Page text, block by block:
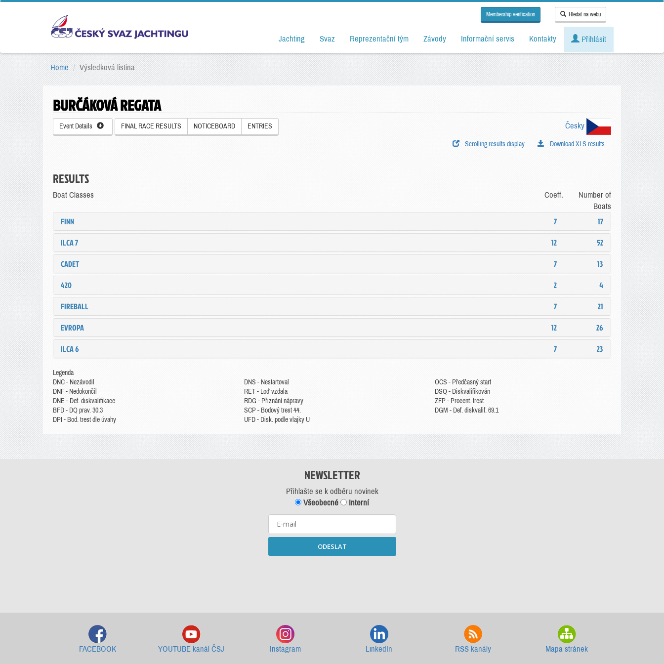
Membership verification Hledat na webu
Jachting Svaz Reprezentační tým Závody Informační servis Kontakty Přihlásit
Home Výsledková listina
BURČÁKOVÁ REGATA
Event Details FINAL RACE RESULTS NOTICEBOARD ENTRIES Česky
Download XLS results
Scrolling results display
RESULTS
Boat Classes Coeff.
Number of
Boats
FINN 7
17
ILCA 7
12
52
CADET
7
13
420
2
4
FIREBALL
7
21
EVROPA
12
26
ILCA 6
7 23
Legenda
DNC - Nezávodil
DNF - Nedokončil
DNE - Def. diskvalifikace
BFD - DQ prav. 30.3
DPI - Bod. trest dle úvahy
DNS - Nestartoval
RET - Loď vzdala
RDG - Přiznání nápravy
SCP - Bodový trest 44.
UFD - Disk. podle vlajky U
OCS - Předčasný start
DSQ - Diskvalifikován
ZFP - Procent. trest
DGM - Def. diskvalif. 69.1
NEWSLETTER
Přihlašte se k odběru novinek
Všeobecné
Interní
ODESLAT
FACEBOOK YOUTUBE kanál ČSJ Instagram LinkedIn RSS kanály Mapa stránek